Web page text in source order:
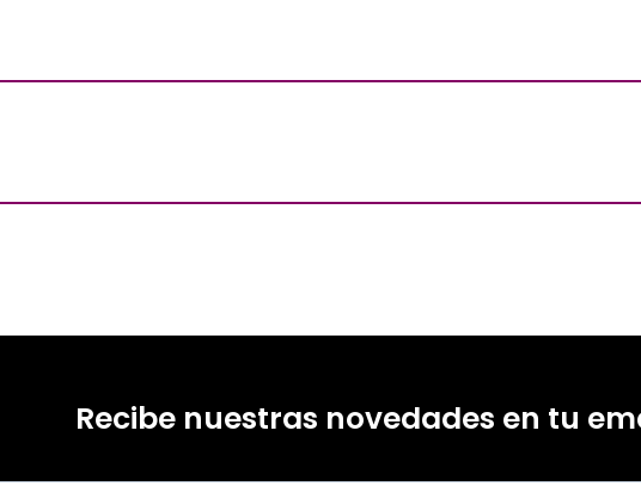
Recibe nuestras novedades en tu